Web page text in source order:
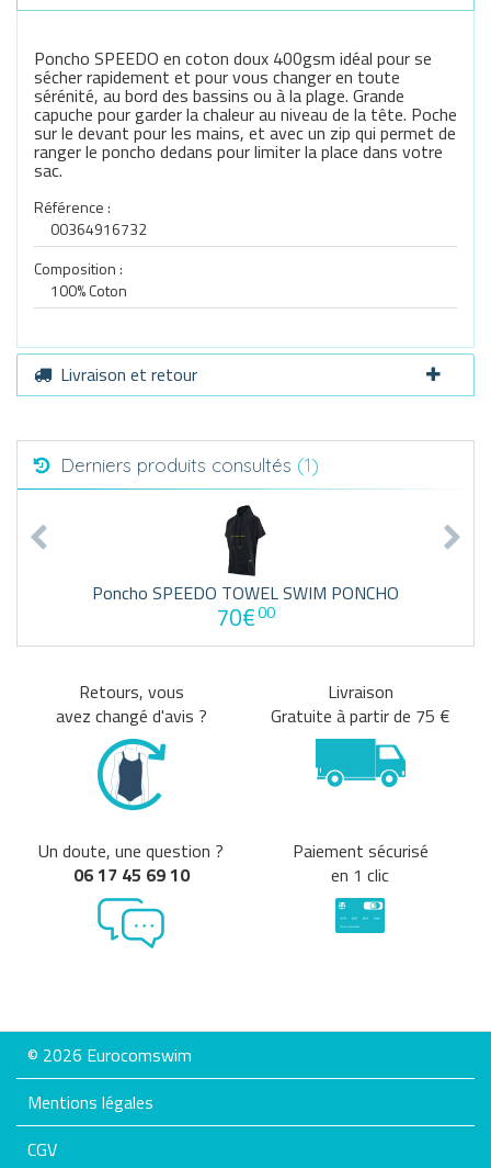
Poncho SPEEDO en coton doux 400gsm idéal pour se
sécher rapidement et pour vous changer en toute
sérénité, au bord des bassins ou à la plage. Grande
capuche pour garder la chaleur au niveau de la tête. Poche
sur le devant pour les mains, et avec un zip qui permet de
ranger le poncho dedans pour limiter la place dans votre
sac.
Référence :
00364916732
Composition :
100% Coton
Livraison et retour
Derniers produits consultés (1)
Poncho SPEEDO TOWEL SWIM PONCHO
70€00
Retours, vous
avez changé d'avis ?
Livraison
Gratuite à partir de 75 €
Un doute, une question ?
06 17 45 69 10
Paiement sécurisé
en 1 clic
© 2026 Eurocomswim
Mentions légales
CGV